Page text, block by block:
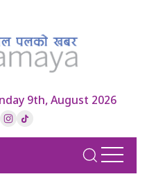
9th, August 2026